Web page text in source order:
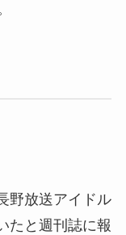
野放送アイドル
たと週刊誌に報